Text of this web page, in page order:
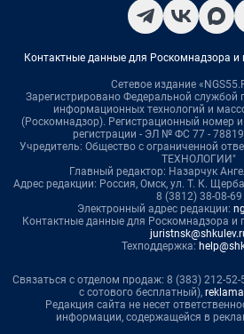
Контактные данные для Роскомнадзора и
Сетевое издание
Зарегистрировано Федеральной службой
информационных технологий и
(Роскомнадзор). Регистрационный номер
регистрации - ЭЛ № ФС 77 - 78819
Учредитель: Общество с ограниченной
ТЕХНОЛОГИИ"
Главный редактор: Назарчук
Адрес редакции: Россия, Омск, ул. Т. К.
8 (3812) 38-08-69
Электронный адрес редакции:
Контактные данные для Роскомнадзора и
Техподдержка:
Связаться с отделом продаж: 8 (383) 212-
с сотового бесплатный),
Редакция сайта не несет
информации, содержащейся в